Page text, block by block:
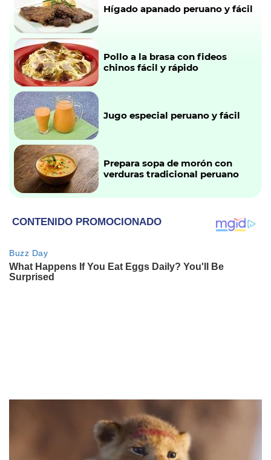
Hígado apanado peruano y fácil
Pollo a la brasa con fideos
chinos fácil y rápido
Jugo especial peruano y fácil
Prepara sopa de morón con
verduras tradicional peruano